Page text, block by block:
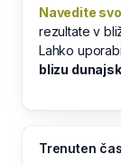
Navedite
rezultate v
Lahko
blizu
Trenuten